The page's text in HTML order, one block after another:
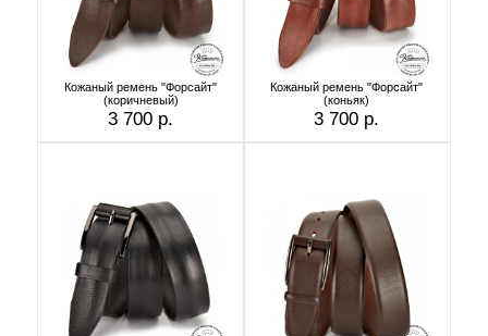
Кожаный ремень "Форсайт"
(коричневый)
3 700 р.
Кожаный ремень "Форсайт"
(коньяк)
3 700 р.